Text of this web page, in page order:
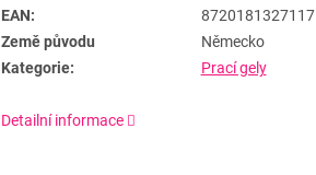
EAN:
8720181327117
Země původu
Německo
Kategorie:
Prací gely
Detailní informace